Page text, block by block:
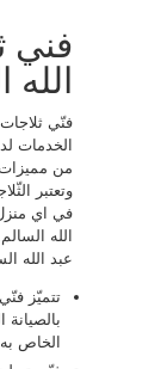
فني
فنّي
الخدمات
من مميزات
وتعتبر
في اي
الله
عبد الله
تتميّز
بالصيانة
الخاص